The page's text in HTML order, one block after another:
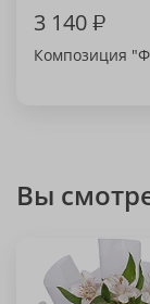
3 140₽
Композиция
Вы